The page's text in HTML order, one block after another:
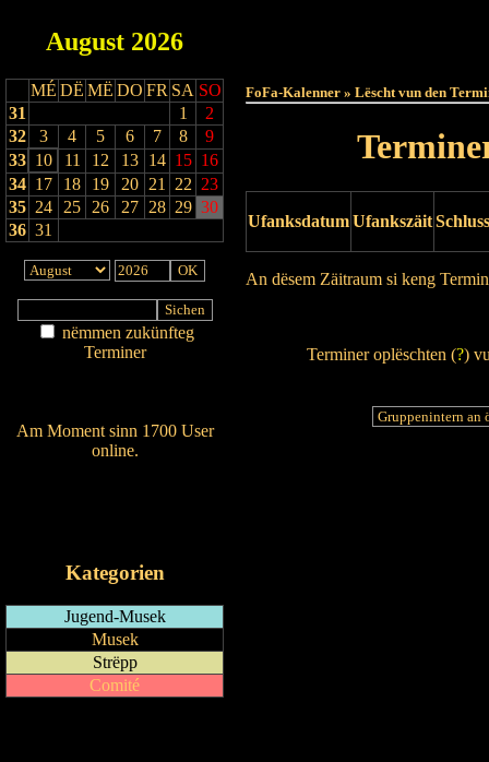
August 2026
MÉ DË MË DO FR SA SO
31
1
2
32
3 4 5 6 7 8
9
33 10 11 12 13 14 15 16
34 17 18 19 20 21 22 23
35 24 25 26 27 28 29 30
36 31
nëmmen zukünfteg
Terminer
Am Moment sinn 1700 User
online.
Kategorien
Jugend-Musek
Musek
Strëpp
Comité
FoFa-Kalenner » Lëscht vun den
UfanksdatumUfankszäit
An dësem Zäitraum si keng
Terminer oplëschten (?)